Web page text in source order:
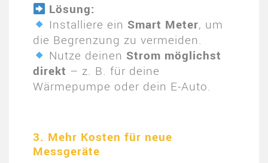
Lösung:
Installiere ein Smart Meter, um
die Begrenzung zu vermeiden.
Nutze deinen Strom möglichst
direkt – z. B. für deine
Wärmepumpe oder dein E-Auto.
3. Mehr Kosten für neue
Messgeräte